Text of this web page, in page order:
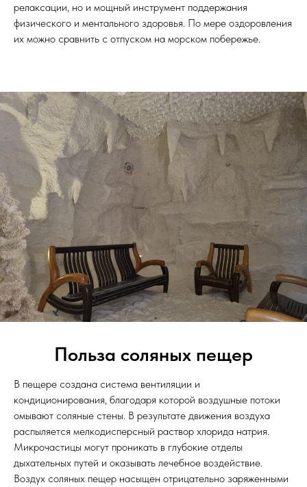
релаксации, но и мощный инструмент поддержания
физического и ментального здоровья. По мере оздоровления
их можно сравнить с отпуском на морском побережье.
Польза соляных пещер
В пещере создана система вентиляции и
кондиционирования, благодаря которой воздушные потоки
омывают соляные стены. В результате движения воздуха
распыляется мелкодисперсный раствор хлорида натрия.
Микрочастицы могут проникать в глубокие отделы
дыхательных путей и оказывать лечебное воздействие.
Воздух соляных пещер насыщен отрицательно заряженными